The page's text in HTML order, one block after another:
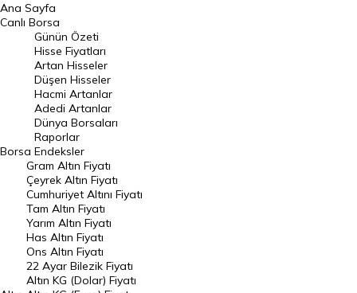
BIST 100 Hisseleri
En Çok Artan Hisseler
En Çok Düşen Hisseler
Hacmi Artanlar
Geçmiş Kapanışlar
Dünya Borsaları
Raporlar
Endeksler
DÖVİZ
Döviz Kuru
Dolar Kuru
Ana Sayfa
Canlı Borsa
Borsa
Günün Özeti
Hisse Fiyatları
Artan Hisseler
Düşen Hisseler
Hacmi Artanlar
Adedi Artanlar
Dünya Borsaları
Raporlar
Endeksler
Gram Altın Fiyatı
Çeyrek Altın Fiyatı
Cumhuriyet Altını Fiyatı
Tam Altın Fiyatı
Yarım Altın Fiyatı
Has Altın Fiyatı
Ons Altın Fiyatı
22 Ayar Bilezik Fiyatı
Altın KG (Dolar) Fiyatı